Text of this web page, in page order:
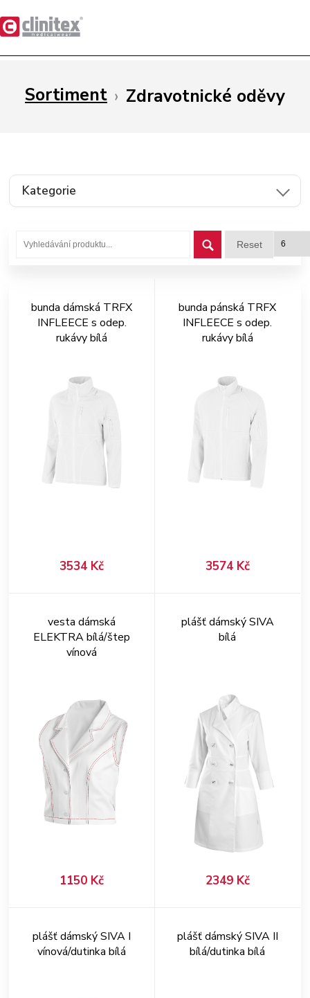
Sortiment › Zdravotnické oděvy
Kategorie
Reset
bunda dámská TRFX
INFLEECE s odep.
rukávy bílá
3534 Kč
bunda pánská TRFX
INFLEECE s odep.
rukávy bílá
3574 Kč
vesta dámská
ELEKTRA bílá/štep
vínová
1150 Kč
plášť dámský SIVA
bílá
2349 Kč
plášť dámský SIVA I
vínová/dutinka bílá
plášť dámský SIVA II
bílá/dutinka bílá